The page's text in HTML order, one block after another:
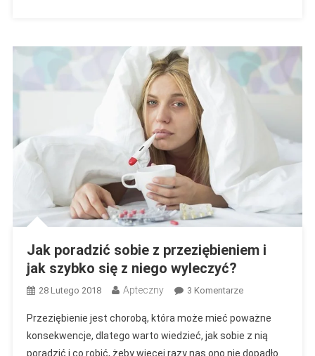
Skutecznie
Poradzić?
Jak poradzić sobie z przeziębieniem i
jak szybko się z niego wyleczyć?
28 Lutego 2018 Apteczny 3 KomentarzeDo
Poradzić
Sobie
Przeziębienie jest chorobą, która może mieć poważne
konsekwencje, dlatego warto wiedzieć, jak sobie z nią
poradzić i co robić, żeby więcej razy nas ono nie dopadło.